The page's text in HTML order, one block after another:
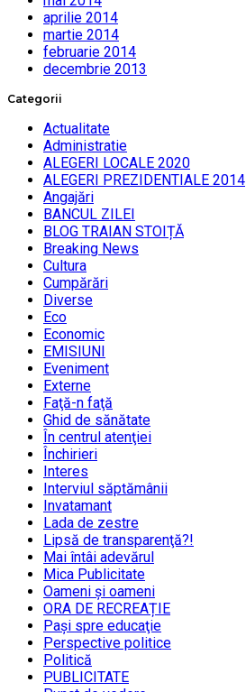
aprilie 2014
martie 2014
februarie 2014
decembrie 2013
Categorii
Actualitate
Administratie
ALEGERI LOCALE 2020
ALEGERI PREZIDENTIALE 2014
Angajări
BANCUL ZILEI
BLOG TRAIAN STOIȚĂ
Breaking News
Cultura
Cumpărări
Diverse
Eco
Economic
EMISIUNI
Eveniment
Externe
Faţă-n faţă
Ghid de sănătate
În centrul atenţiei
Închirieri
Interes
Interviul săptămânii
Invatamant
Lada de zestre
Lipsă de transparenţă?!
Mai întâi adevărul
Mica Publicitate
Oameni şi oameni
ORA DE RECREAȚIE
Paşi spre educaţie
Perspective politice
Politică
PUBLICITATE